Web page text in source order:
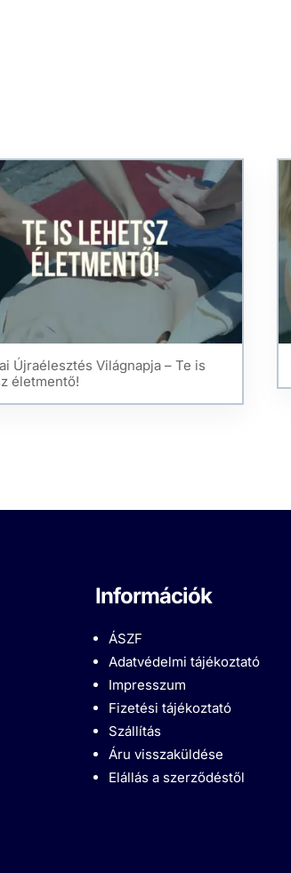
Újraélesztés Világnapja – Te is
életmentő!
Információk
ÁSZF
Adatvédelmi tájékoztató
Impresszum
Fizetési tájékoztató
Szállítás
Áru visszaküldése
Elállás a szerződéstől